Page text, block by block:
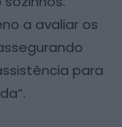
a avaliar os
para